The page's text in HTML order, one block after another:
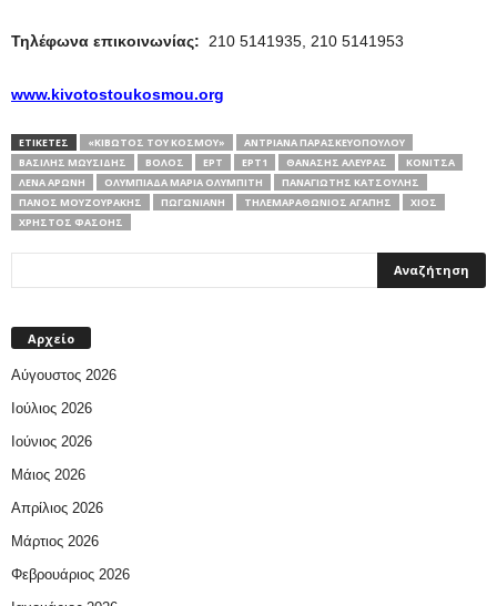
Τηλέφωνα επικοινωνίας: 210 5141935, 210 5141953
www.kivotostoukosmou.org
ΕΤΙΚΕΤΕΣ «ΚΙΒΩΤΌΣ ΤΟΥ ΚΌΣΜΟΥ»
ΑΝΤΡΙΆΝΑ ΠΑΡΑΣΚΕΥΟΠΟΎΛΟΥ
ΒΑΣΊΛΗΣ ΜΩΥΣΊΔΗΣ
ΒΟΛΟΣ ΕΡΤ ΕΡΤ1 ΘΑΝΆΣΗΣ ΑΛΕΥΡΆΣ
ΚΌΝΙΤΣΑ
ΛΈΝΑ ΑΡΏΝΗ
ΟΛΥΜΠΙΆΔΑ ΜΑΡΊΑ ΟΛΥΜΠΊΤΗ
ΠΑΝΑΓΙΏΤΗΣ ΚΑΤΣΟΎΛΗΣ
ΠΆΝΟΣ ΜΟΥΖΟΥΡΆΚΗΣ
ΠΩΓΩΝΙΑΝΉ ΤΗΛΕΜΑΡΑΘΏΝΙΟΣ ΑΓΆΠΗΣ
ΧΙΟΣ
ΧΡΉΣΤΟΣ ΦΑΣΌΗΣ
Αρχείο
Αύγουστος 2026
Ιούλιος 2026
Ιούνιος 2026
Μάιος 2026
Απρίλιος 2026
Μάρτιος 2026
Φεβρουάριος 2026